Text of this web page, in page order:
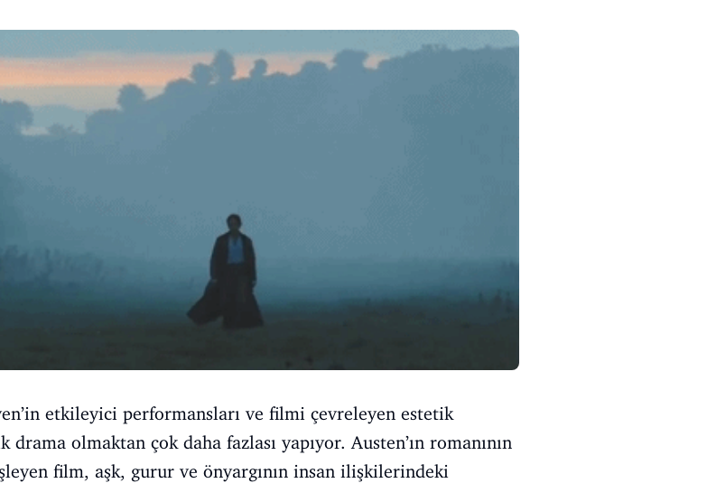
etkileyici performansları ve filmi çevreleyen estetik
olmaktan çok daha fazlası yapıyor. Austen’ın romanının
film, aşk, gurur ve önyargının insan ilişkilerindeki